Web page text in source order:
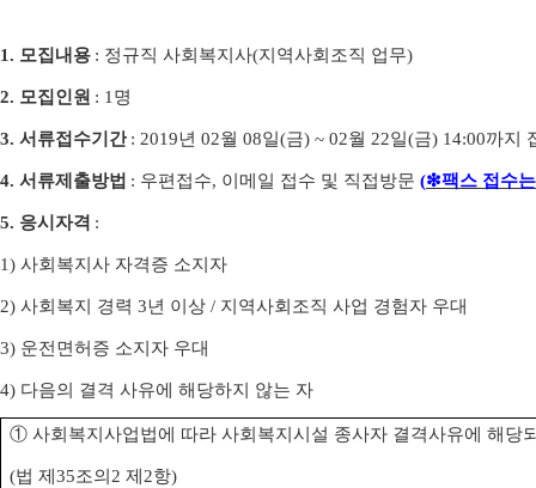
1. 모집내용 : 정규직 사회복지사(지역사회조직 업무)
2. 모집인원 : 1명
3. 서류접수기간 : 2019년 02월 08일(금) ~ 02월 22일(금) 14:00까지
4. 서류제출방법 : 우편접수, 이메일 접수 및 직접방문 (❇팩스 접수
5. 응시자격 :
1) 사회복지사 자격증 소지자
2) 사회복지 경력 3년 이상 / 지역사회조직 사업 경험자 우대
3) 운전면허증 소지자 우대
4) 다음의 결격 사유에 해당하지 않는 자
① 사회복지사업법에 따라 사회복지시설 종사자 결격사유에 해당
(법 제 35조의 2 제 2항)